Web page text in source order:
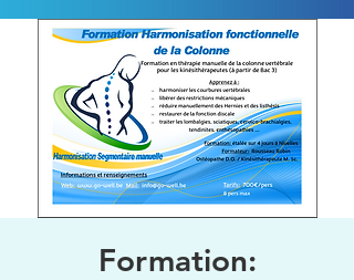
Formation: